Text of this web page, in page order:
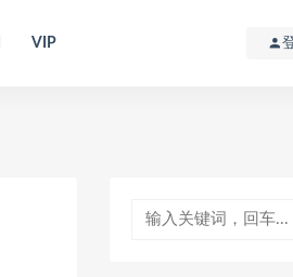
VIP